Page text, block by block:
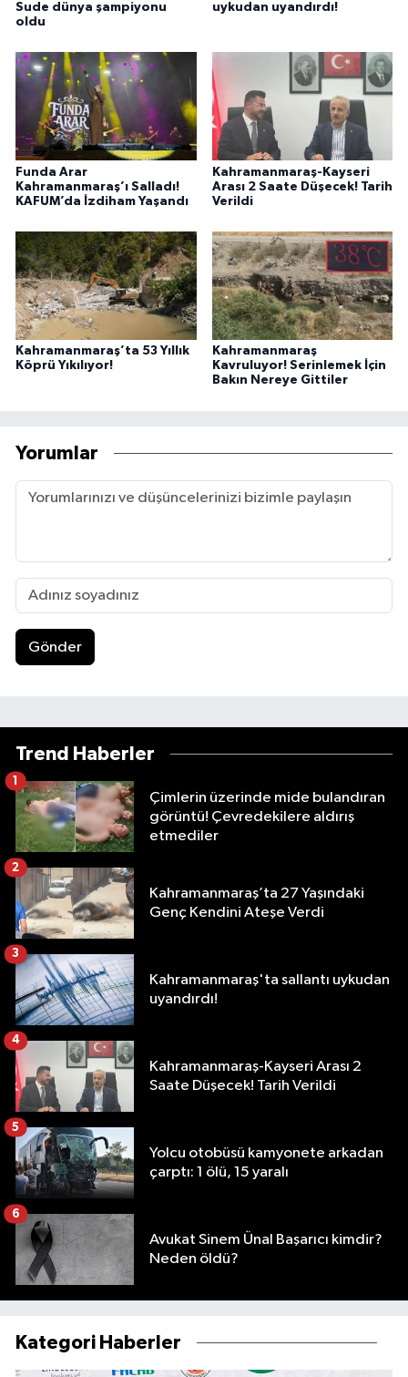
Sude dünya şampiyonu
oldu
uykudan uyandırdı!
Funda Arar
Kahramanmaraş’ı Salladı!
KAFUM’da İzdiham Yaşandı
Kahramanmaraş-Kayseri
Arası 2 Saate Düşecek! Tarih
Verildi
Kahramanmaraş’ta 53 Yıllık
Köprü Yıkılıyor!
Kahramanmaraş
Kavruluyor! Serinlemek İçin
Bakın Nereye Gittiler
Yorumlar
Gönder
Trend Haberler
Çimlerin üzerinde mide bulandıran
görüntü! Çevredekilere aldırış
etmediler
1
Kahramanmaraş’ta 27 Yaşındaki
Genç Kendini Ateşe Verdi
2
Kahramanmaraş'ta sallantı uykudan
uyandırdı!
3
Kahramanmaraş-Kayseri Arası 2
Saate Düşecek! Tarih Verildi
4
Yolcu otobüsü kamyonete arkadan
çarptı: 1 ölü, 15 yaralı
5
Avukat Sinem Ünal Başarıcı kimdir?
Neden öldü?
6
Kategori Haberler